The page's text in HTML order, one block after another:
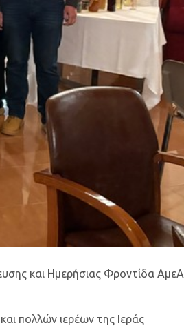
και Ημερήσιας Φροντίδα ΑμεΑ
πολλών ιερέων της Ιεράς